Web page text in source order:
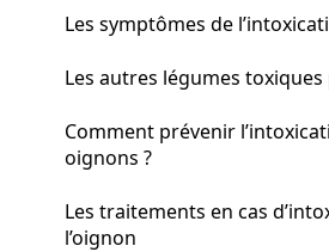
Les symptômes de
Les autres légumes
Comment prévenir
oignons ?
Les traitements en cas
l’oignon